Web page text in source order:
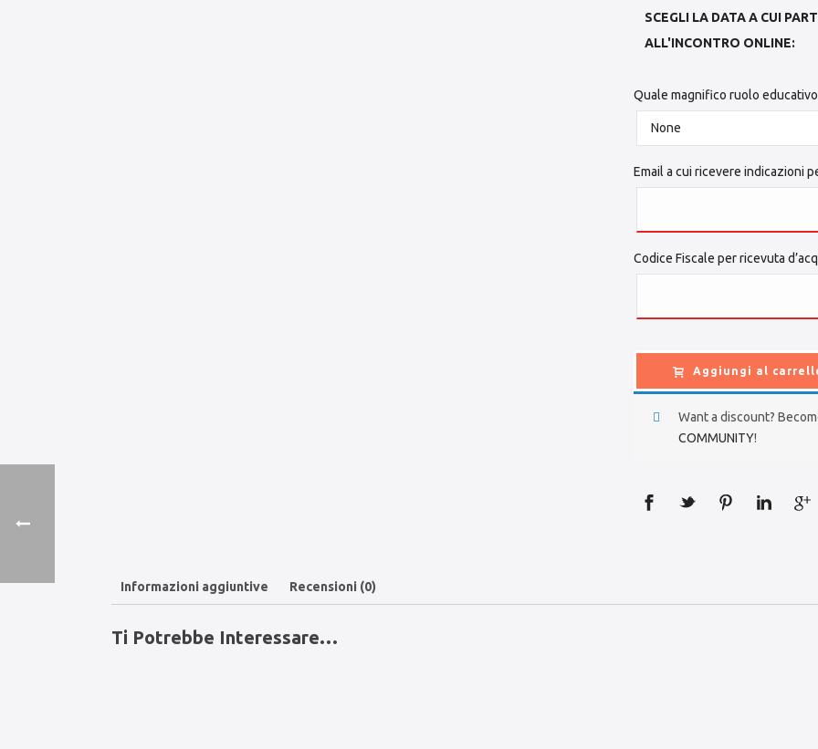
SCEGLI LA DATA A CUI
ALL'INCONTRO ONLINE:
Quale magnifico ruolo
Email a cui ricevere indicazioni
Codice Fiscale per ricevuta
Aggiungi al
Want a discount?
COMMUNITY!
Informazioni aggiuntive Recensioni (0)
Ti Potrebbe Interessare…